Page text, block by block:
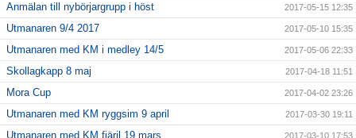
Anmälan till nybörjargrupp i höst 2017-05-15 12:35
Utmanaren 9/4 2017 2017-05-10 15:35
Utmanaren med KM i medley 14/5 2017-05-06 22:33
Skollagkapp 8 maj 2017-04-18 11:51
Mora Cup 2017-04-02 23:26
Utmanaren med KM ryggsim 9 april 2017-03-30 19:11
Utmanaren med KM fjäril 19 mars 2017-03-10 17:53